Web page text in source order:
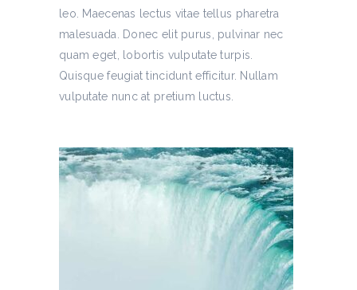
leo. Maecenas lectus vitae tellus pharetra
malesuada. Donec elit purus, pulvinar nec
quam eget, lobortis vulputate turpis.
Quisque feugiat tincidunt efficitur. Nullam
vulputate nunc at pretium luctus.